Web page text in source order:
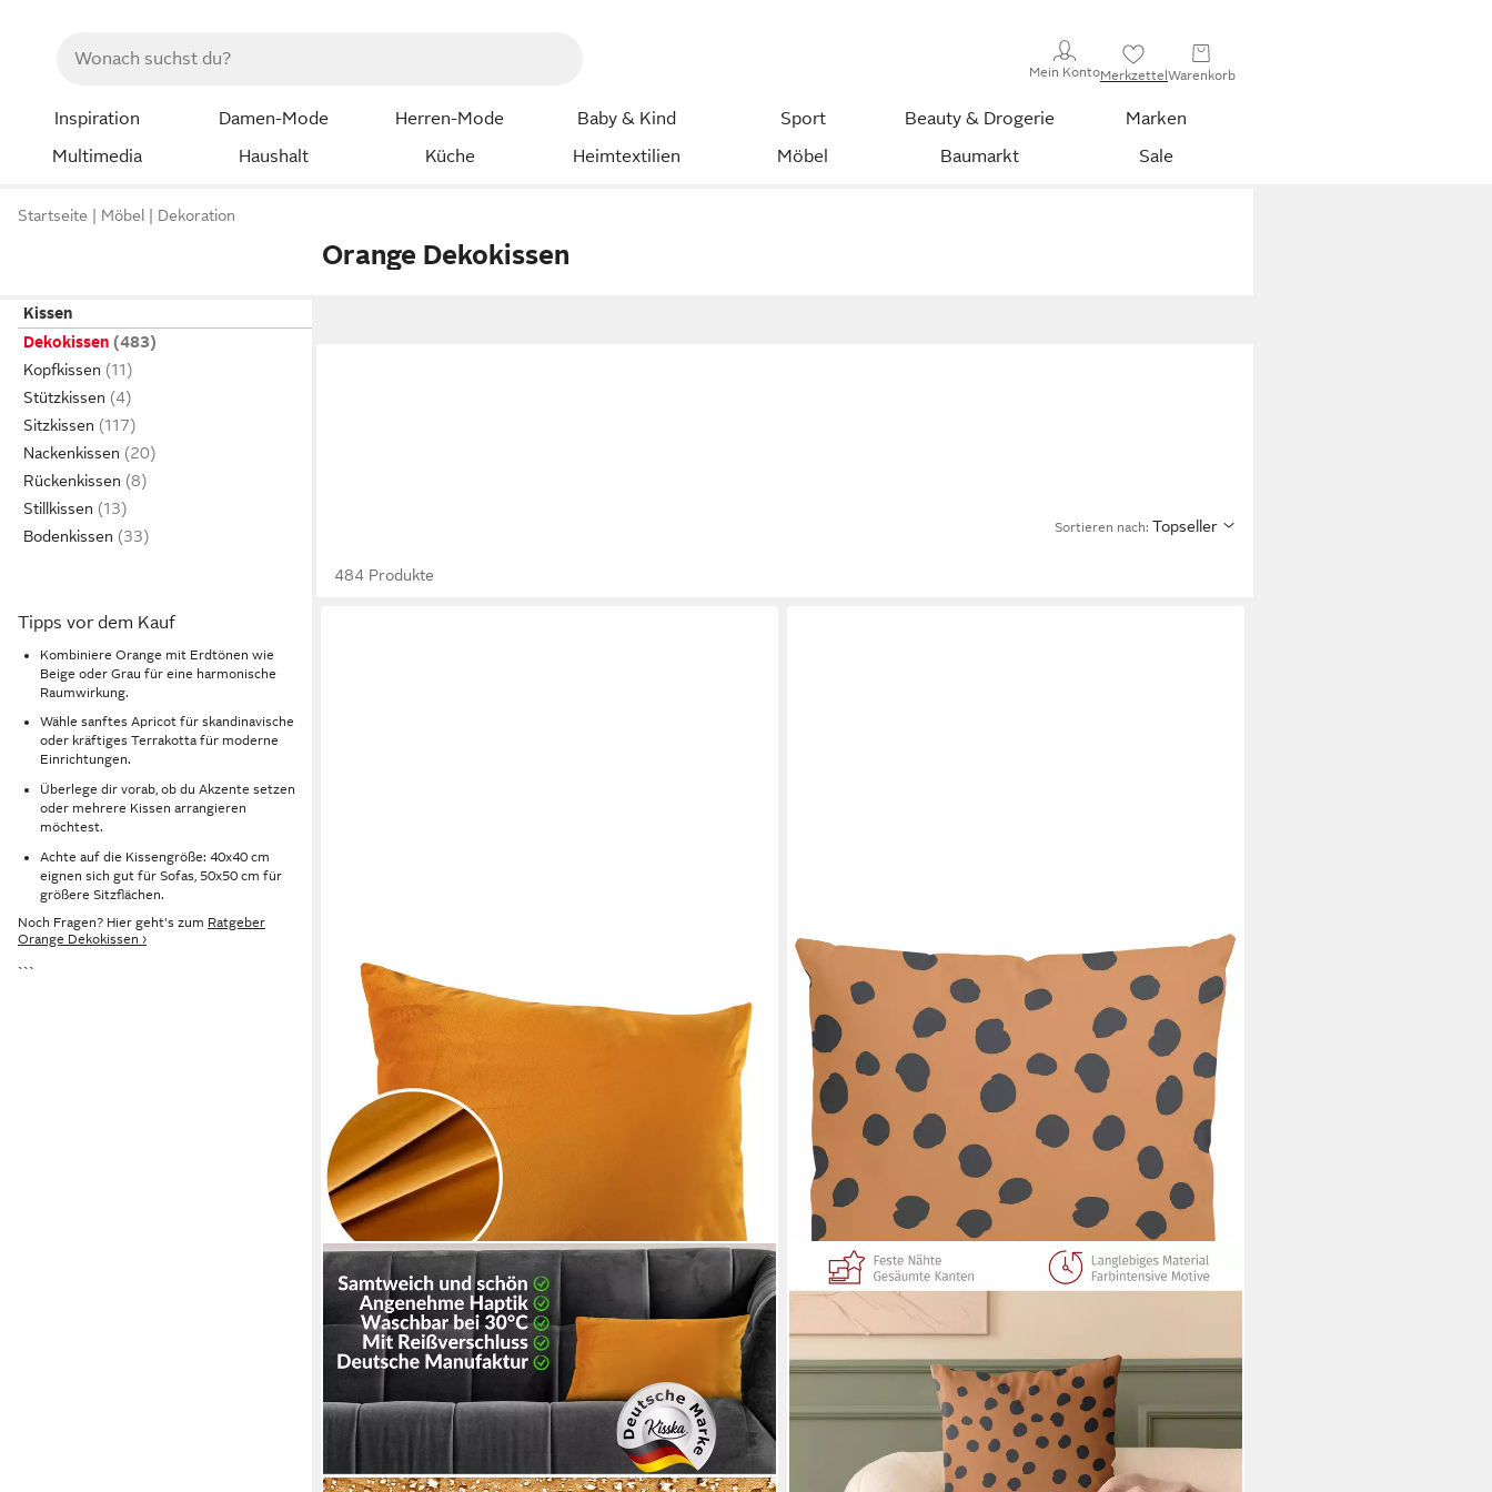
Mein KontoMerkzettelWarenkorb
Inspiration Damen-Mode Herren-Mode Baby & Kind Sport Beauty & Drogerie
Marken
Multimedia
Haushalt Küche Heimtextilien Möbel Baumarkt Sale
Startseite Möbel Dekoration
Orange Dekokissen
Kissen
Dekokissen
Kopfkissen
Stützkissen
Sitzkissen
Nackenkissen
Rückenkissen
Stillkissen
Bodenkissen
Tipps vor dem Kauf
Kombiniere Orange mit Erdtönen wie
Beige oder Grau für eine harmonische
Raumwirkung.
Wähle sanftes Apricot für skandinavische
oder kräftiges Terrakotta für moderne
Einrichtungen.
Überlege dir vorab, ob du Akzente setzen
oder mehrere Kissen arrangieren
möchtest.
Achte auf die Kissengröße: 40x40 cm
eignen sich gut für Sofas, 50x50 cm für
größere Sitzflächen.
Noch Fragen? Hier geht's zum Ratgeber
Orange Dekokissen ›
```
Sortieren nach: Topseller
484 Produkte